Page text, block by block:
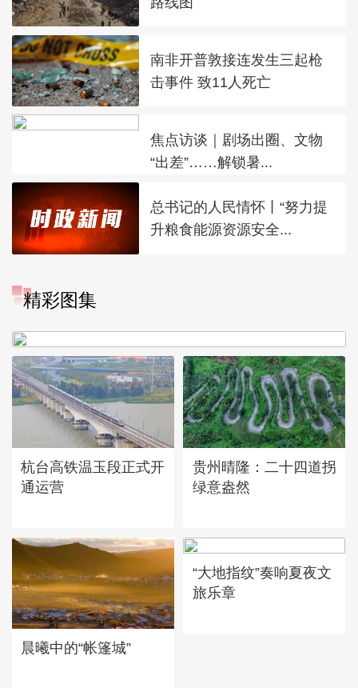
南非开普敦接连发生三起枪
击事件 致11人死亡
焦点访谈｜剧场出圈、文物
“出差”……解锁暑...
总书记的人民情怀丨“努力提
升粮食能源资源安全...
精彩图集
杭台高铁温玉段正式开
通运营
贵州晴隆：二十四道拐
绿意盎然
晨曦中的“帐篷城”
“大地指纹”奏响夏夜文
旅乐章